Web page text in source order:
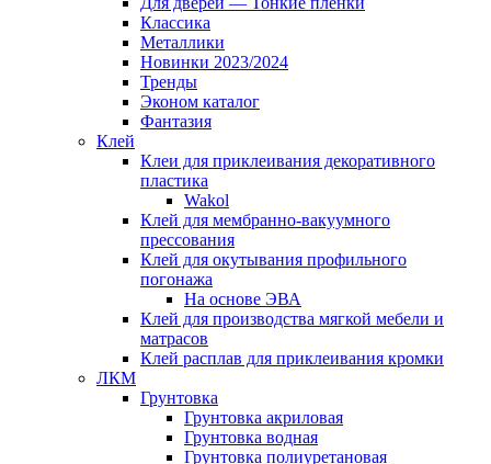
Классика
Металлики
Новинки 2023/2024
Тренды
Эконом каталог
Фантазия
Клей
Клеи для приклеивания декоративного
пластика
Wakol
Клей для мембранно-вакуумного
прессования
Клей для окутывания профильного
погонажа
На основе ЭВА
Клей для производства мягкой мебели и
матрасов
Клей расплав для приклеивания кромки
ЛКМ
Грунтовка
Грунтовка акриловая
Грунтовка водная
Грунтовка полиуретановая